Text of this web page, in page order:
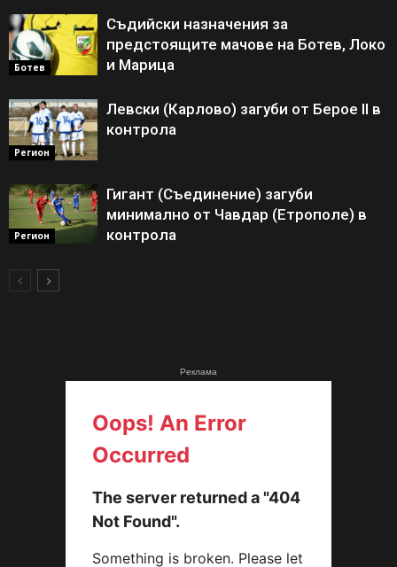
Ботев
Съдийски назначения за
предстоящите мачове на Ботев, Локо
и Марица
Регион
Левски (Карлово) загуби от Берое II в
контрола
Регион
Гигант (Съединение) загуби
минимално от Чавдар (Етрополе) в
контрола
Реклама